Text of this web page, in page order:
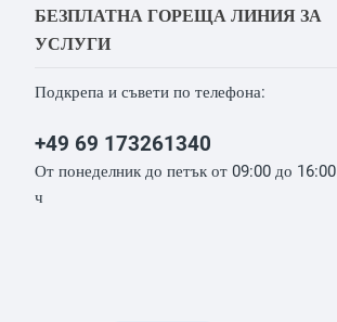
БЕЗПЛАТНА ГОРЕЩА ЛИНИЯ ЗА
УСЛУГИ
Подкрепа и съвети по телефона:
+49 69 173261340
От понеделник до петък от 09:00 до 16:00
ч